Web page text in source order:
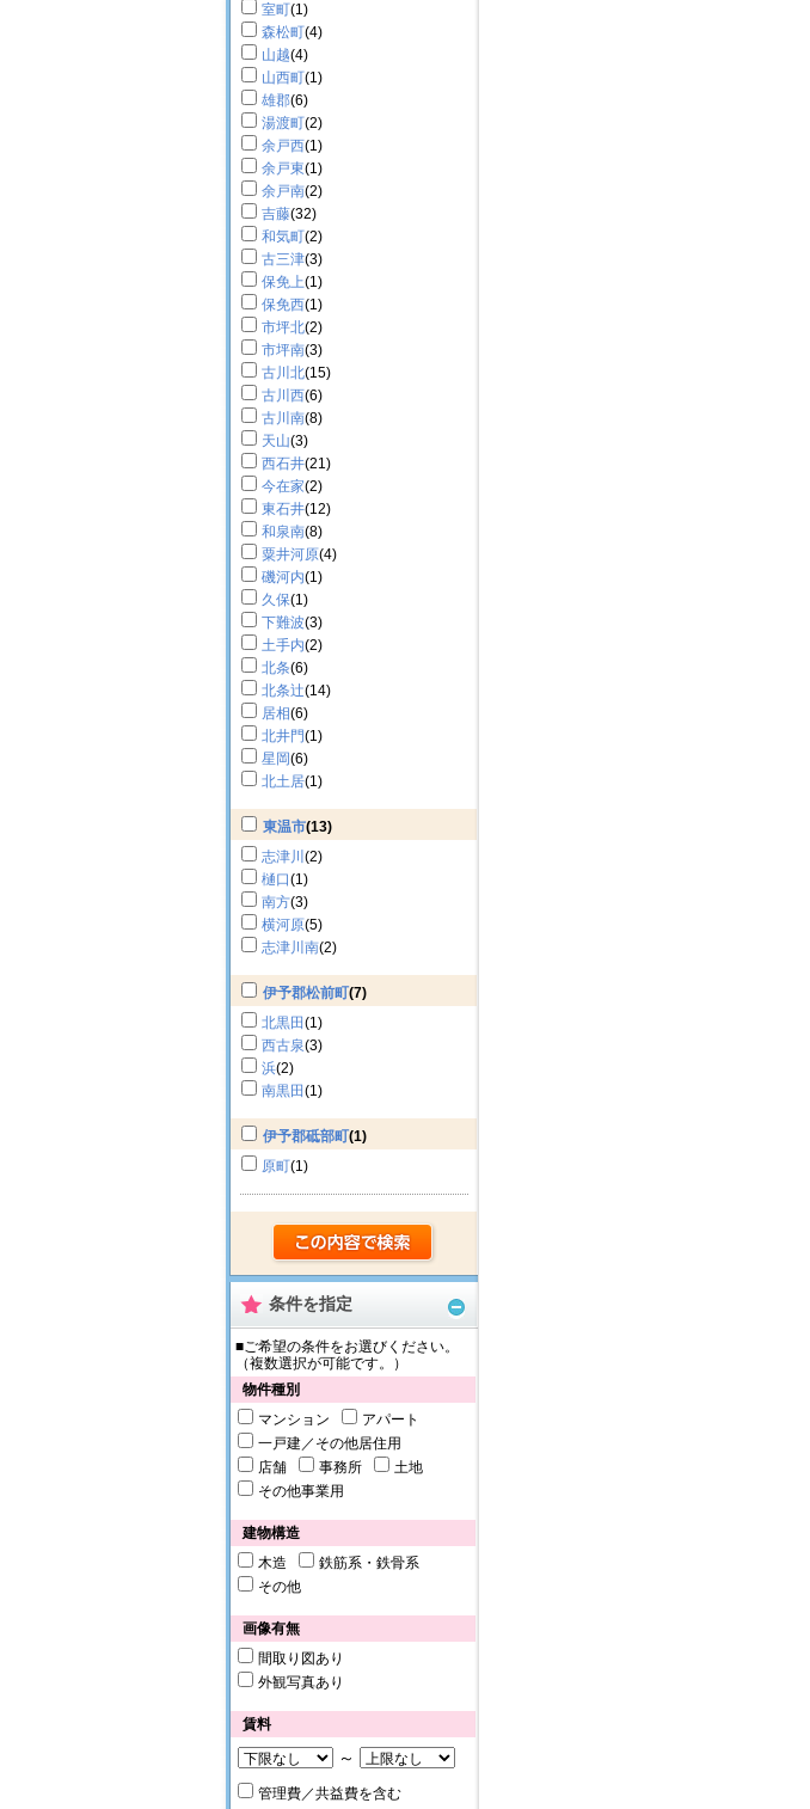
室町(1)
森松町(4)
山越(4)
山西町(1)
雄郡(6)
湯渡町(2)
余戸西(1)
余戸東(1)
余戸南(2)
吉藤(32)
和気町(2)
古三津(3)
保免上(1)
保免西(1)
市坪北(2)
市坪南(3)
古川北(15)
古川西(6)
古川南(8)
天山(3)
西石井(21)
今在家(2)
東石井(12)
和泉南(8)
粟井河原(4)
磯河内(1)
久保(1)
下難波(3)
土手内(2)
北条(6)
北条辻(14)
居相(6)
北井門(1)
星岡(6)
北土居(1)
東温市(13)
志津川 (2)
樋口(1)
南方(3)
横河原(5)
志津川南(2)
伊予郡松前町(7)
北黒田(1)
西古泉(3)
浜(2)
南黒田(1)
伊予郡砥部町(1)
原町(1)
条件を指定
■ご希望の条件をお選びください。
（複数選択が可能です。）
物件種別
マンション
アパート
一戸建／その他居住用
店舗
事務所
土地
その他事業用
建物構造
木造
鉄筋系・鉄骨系
その他
画像有無
間取り図あり
外観写真あり
賃料
～
管理費／共益費を含む